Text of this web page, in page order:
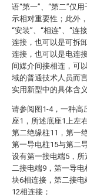
语“第一”、“第二”仅
示相对重要性；此外
“安装”、“相连”、“连
连接，也可以是可拆
连接，也可以是电连
间媒介间接相连，可
域的普通技术人员而
实用新型中的具体含义
请参阅图1-4，一种高
座1，所述底座1上左
第二绝缘柱11，第一
第一导电柱15与第二
设有第一接电端5，
二接电端9，第一导
块6相连接，第二接
12相连接；